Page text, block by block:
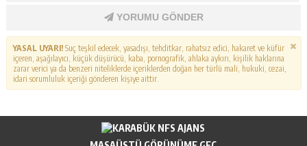
YORUMU GÖNDER
YASAL UYARI!Suç teşkil edecek, yasadışı, tehditkar, rahatsız edici, hakaret ve küfür
içeren, aşağılayıcı, küçük düşürücü, kaba, pornografik, ahlaka aykırı, kişilik haklarına
zarar verici ya da benzeri niteliklerde içeriklerden doğan her türlü mali, hukuki, cezai,
idari sorumluluk içeriği gönderen kişiye aittir.